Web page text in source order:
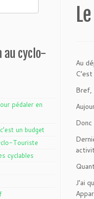
au cyclo-
pédaler en
un budget
Touriste
cyclables
Au
Bref,
J’ai